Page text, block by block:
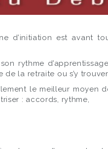
d’initiation est avant
rythme
de la retraite ou s’y
le meilleur moyen
: accords, rythme,